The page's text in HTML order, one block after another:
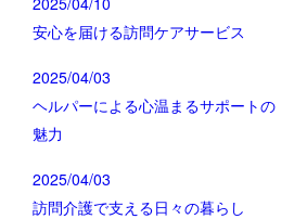
安心を届ける訪問ケアサービス
2025/04/03
ヘルパーによる心温まるサポートの
魅力
2025/04/03
訪問介護で支える日々の暮らし